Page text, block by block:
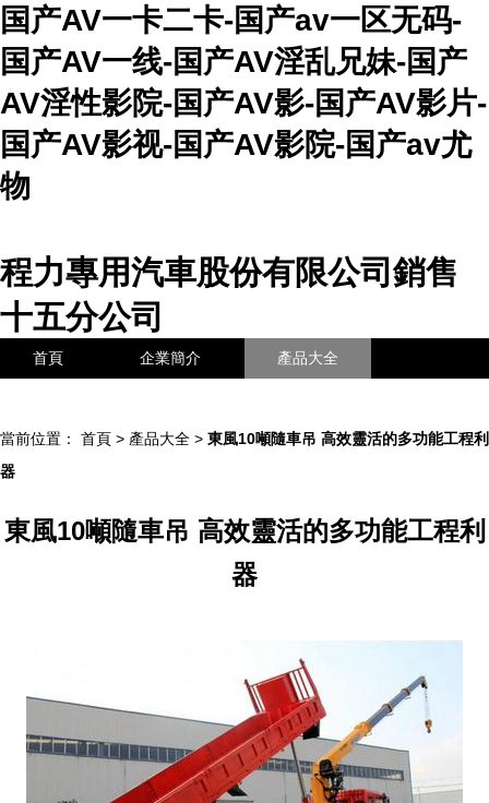
国产AV一卡二卡-国产av一区无码-
国产AV一线-国产AV淫乱兄妹-国产
AV淫性影院-国产AV影-国产AV影片-
国产AV影视-国产AV影院-国产av尤
物
程力專用汽車股份有限公司銷售
十五分公司
首頁 企業簡介 產品大全
當前位置： 首頁 > 產品大全 > 東風10噸隨車吊 高效靈活的多功能工程利
器
東風10噸隨車吊 高效靈活的多功能工程利
器